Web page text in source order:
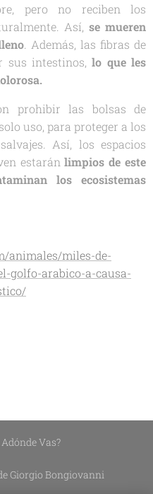
pero no reciben los
Así, se mueren
. Además, las fibras de
sus intestinos, lo que les
prohibir las bolsas de
uso, para proteger a los
Así, los espacios
estaránlimpios de este
los ecosistemas
animales/miles-de-
golfo-arabico-a-causa-
Vas?
Giorgio Bongiovanni